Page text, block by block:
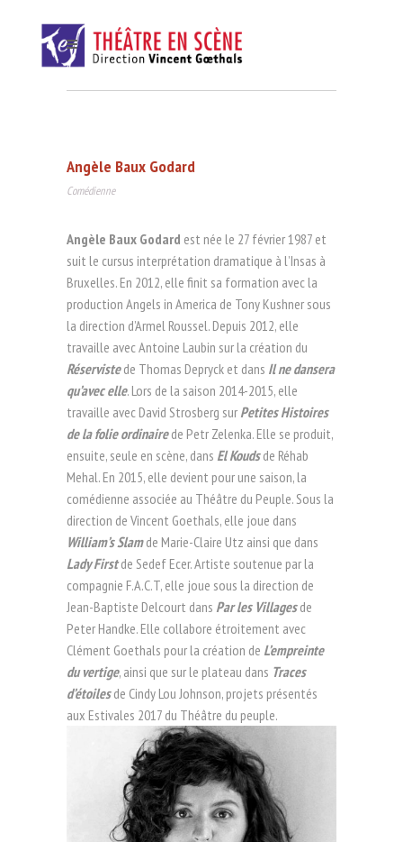
Angèle Baux Godard
Comédienne
Angèle Baux Godard est née le 27 février 1987 et
suit le cursus interprétation dramatique à l’Insas à
Bruxelles. En 2012, elle finit sa formation avec la
production Angels in America de Tony Kushner sous
la direction d’Armel Roussel. Depuis 2012, elle
travaille avec Antoine Laubin sur la création du
Réservistede Thomas Depryck et dans Il ne dansera
qu’avec elle. Lors de la saison 2014-2015, elle
travaille avec David Strosberg sur Petites Histoires
de la folie ordinairede Petr Zelenka. Elle se produit,
ensuite, seule en scène, dans El Kouds de Réhab
Mehal. En 2015, elle devient pour une saison, la
comédienne associée au Théâtre du Peuple. Sous la
direction de Vincent Goethals, elle joue dans
William’s Slamde Marie-Claire Utz ainsi que dans
Lady First de Sedef Ecer. Artiste soutenue par la
compagnie F.A.C.T, elle joue sous la direction de
Jean-Baptiste Delcourt dans Par les Villages de
Peter Handke. Elle collabore étroitement avec
Clément Goethals pour la création de L’empreinte
du vertige, ainsi que sur le plateau dans Traces
d’étoiles de Cindy Lou Johnson, projets présentés
aux Estivales 2017 du Théâtre du peuple.